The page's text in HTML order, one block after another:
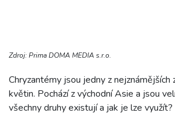
Zdroj: Prima DOMA MEDIA s.r.o.
Chryzantémy jsou jedny z nejznámějších
květin. Pochází z východní Asie a jsou
všechny druhy existují a jak je lze využít?